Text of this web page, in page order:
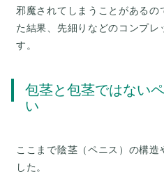
邪魔されてしまうことがある
た結果、先細りなどのコンプレ
包茎と包茎ではない
い
ここまで陰茎（ペニス）の構造
した。